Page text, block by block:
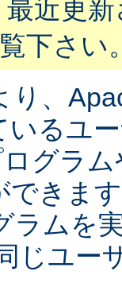
近更
下さい
り、
るユ
ログラ
できま
ラムを
じユー